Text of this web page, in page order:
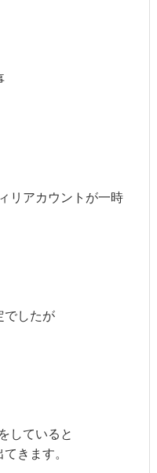
リアカウントが一時
でしたが
していると
きます。